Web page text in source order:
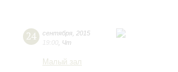
24 сентября 2015
19:00 Чт
Малый зал